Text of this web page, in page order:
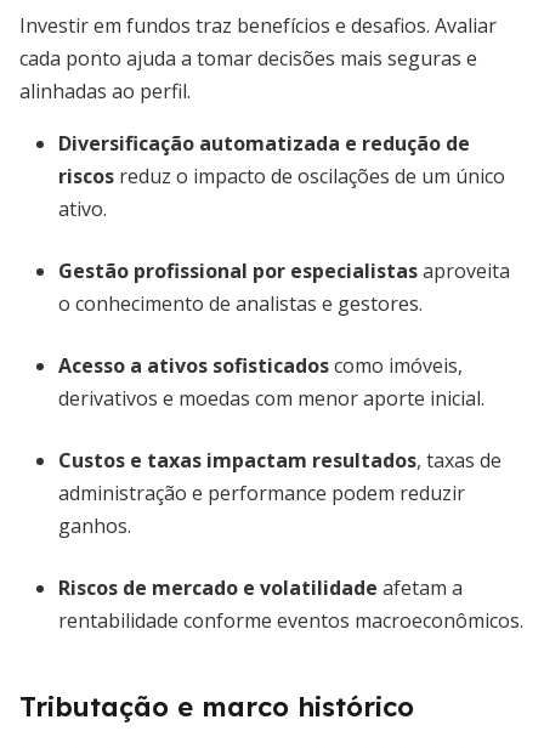
Investir em fundos traz benefícios e desafios. Avaliar
cada ponto ajuda a tomar decisões mais seguras e
alinhadas ao perfil.
Diversificação automatizada e redução de
riscos reduz o impacto de oscilações de um único
ativo.
Gestão profissional por especialistasaproveita
o conhecimento de analistas e gestores.
Acesso a ativos sofisticadoscomo imóveis,
derivativos e moedas com menor aporte inicial.
Custos e taxas impactam resultados, taxas de
administração e performance podem reduzir
ganhos.
Riscos de mercado e volatilidade afetam a
rentabilidade conforme eventos macroeconômicos.
Tributação e marco histórico